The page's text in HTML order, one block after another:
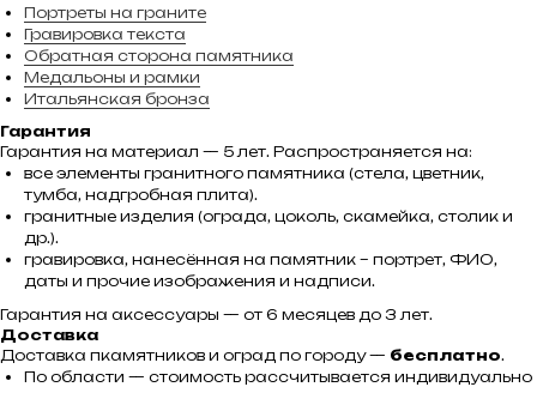
Портреты на граните
Гравировка текста
Обратная сторона памятника
Медальоны и рамки
Итальянская бронза
Гарантия
Гарантия на материал — 5 лет. Распространяется на:
все элементы гранитного памятника (стела, цветник,
тумба, надгробная плита).
гранитные изделия (ограда, цоколь, скамейка, столик и
др.).
гравировка, нанесённая на памятник – портрет, ФИО,
даты и прочие изображения и надписи.
Гарантия на аксессуары — от 6 месяцев до 3 лет.
Доставка
Доставка пкамятников и оград по городу — бесплатно.
По области — стоимость рассчитывается индивидуально